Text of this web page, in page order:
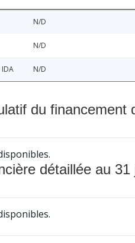
N/D
N/D
IDA N/D
du financement
détaillée au 31